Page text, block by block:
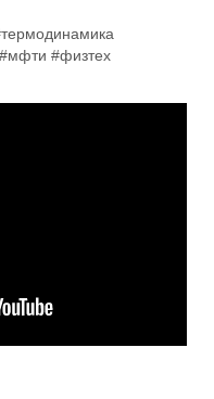
#физтех